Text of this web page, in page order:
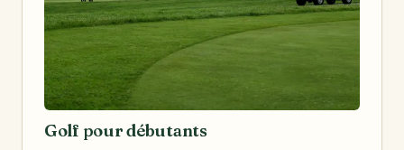
Golf pour débutants